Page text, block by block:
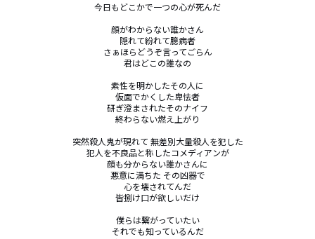
今日もどこかで一つの心が死んだ
顔がわからない誰かさん
隠れて紛れて臆病者
さぁほらどうぞ言ってごらん
君はどこの誰なの
素性を明かしたその人に
仮面でかくした卑怯者
研ぎ澄まされたそのナイフ
終わらない燃え上がり
突然殺人鬼が現れて 無差別大量殺人を犯した
犯人を不良品と称したコメディアンが
顔も分からない誰かさんに
悪意に満ちた その凶器で
心を壊されてんだ
皆捌け口が欲しいだけ
僕らは繋がっていたい
それでも知っているんだ